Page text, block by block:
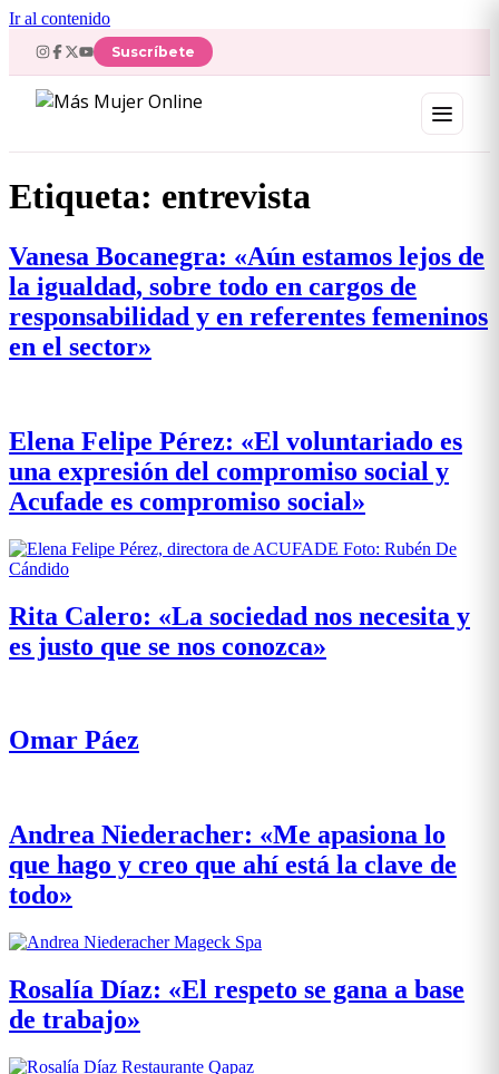
Ir al contenido
Suscríbete
Etiqueta: entrevista
Vanesa Bocanegra: «Aún estamos lejos de
la igualdad, sobre todo en cargos de
responsabilidad y en referentes femeninos
en el sector»
Elena Felipe Pérez: «El voluntariado es
una expresión del compromiso social y
Acufade es compromiso social»
Rita Calero: «La sociedad nos necesita y
es justo que se nos conozca»
Omar Páez
Andrea Niederacher: «Me apasiona lo
que hago y creo que ahí está la clave de
todo»
Rosalía Díaz: «El respeto se gana a base
de trabajo»